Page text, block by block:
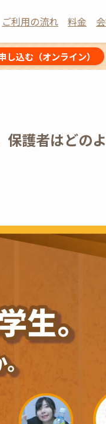
ご利用の流れ 料金
し込む（オンライン）
保護者はどの